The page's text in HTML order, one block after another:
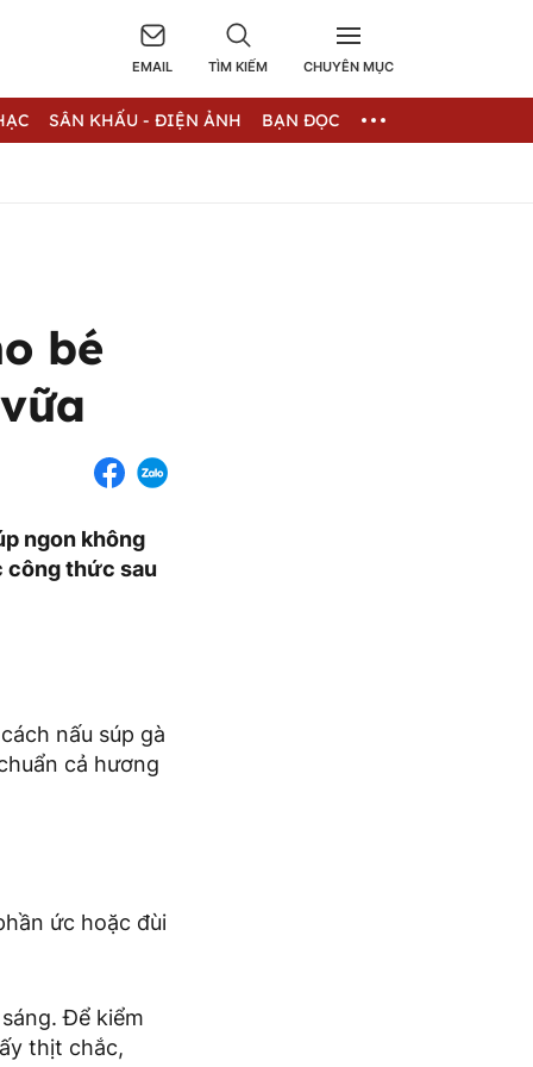
EMAIL TÌM KIẾM CHUYÊN MỤC
SÂN KHẤU - ĐIỆN ẢNH BẠN ĐỌC
bé
ngon không
công thức sau
nấu súp gà
cả hương
ức hoặc đùi
Để kiểm
thịt chắc,